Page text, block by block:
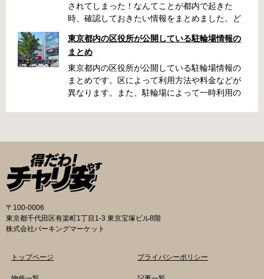
されてしまった！なんてことが都内で起きた
時、確認しておきたい情報をまとめました。ど
くらい？なんて疑問が浮かぶかと思います。事
前に確認していざという時対処しましょう。 千
代田区 / 新宿区 / 品川区 / 港区 / 中央区 / 大田区
/ 北区 / 墨田区 / 渋谷区 / 葛飾区 千代田区で撤去
された場合 猿楽町保管場所 住所 千代田区神田
の地図が置いてあります） 東京メトロ半蔵門
線、都営新宿・三田線神保町駅から徒歩7分 大
手町高架下自転車保管場所 住所 千代田区大手町
二丁目4番 電話 050-2018-6466（千代田区自転
車対策コールセンター） 最寄駅 東京メトロ半蔵
線大手町駅B3出口 返還の際に必要な書類 返還
料 2,000円 自転車の鍵 身分証明証 千代田区HP
保管場所 住所 新宿区内藤町11番地 ※都立新
東京都内の区役所が公開している駐輪場情報の
まとめ
東京都内の区役所が公開している駐輪場情報の
まとめです。区によって利用方法や料金などが
異なります。また、駐輪場によって一時利用の
の自転車駐輪場 利用方法 利用登録申請書の提出
申請期間内に利用登録申請書（PDF：
1,396KB） と必要書類を環境まちづくり総務課
あてに郵送（申請期間消印有効）または、期間
内に環境まちづくり総務課（区役所5階5B窓
さい（郵送先・各出張所の受付時間）。電話・
ファクス・メールでは申請できません。 利用料
生活保護受給者免除（詳しくはお問い合わせく
〒100-0006
東京都千代田区有楽町1丁目1-3 東京宝塚ビル8階
株式会社パーキングマーケット
トップページ プライバシーポリシー